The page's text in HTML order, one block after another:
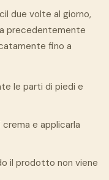
due volte al giorno,
precedentemente
fino a
le parti di piedi e
e applicarla
il prodotto non viene